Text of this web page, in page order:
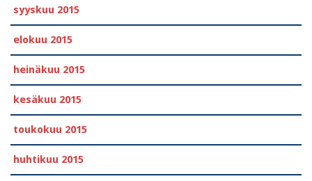
syyskuu 2015
elokuu 2015
heinäkuu 2015
kesäkuu 2015
toukokuu 2015
huhtikuu 2015